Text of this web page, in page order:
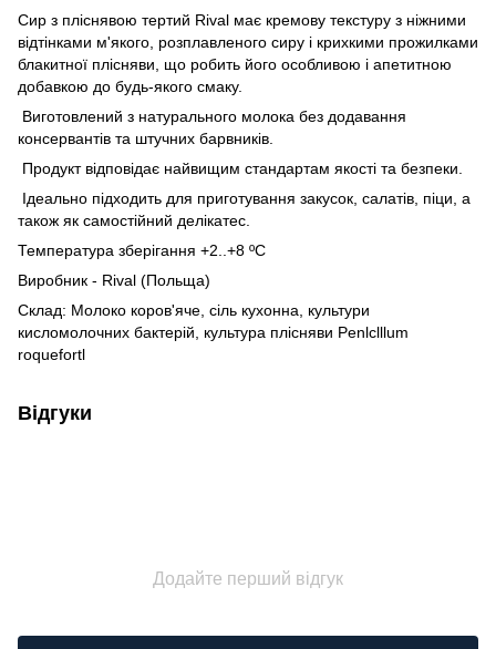
Сир з пліснявою тертий Rival має кремову текстуру з ніжними
відтінками м'якого, розплавленого сиру і крихкими прожилками
блакитної плісняви, що робить його особливою і апетитною
добавкою до будь-якого смаку.
Виготовлений з натурального молока без додавання
консервантів та штучних барвників.
Продукт відповідає найвищим стандартам якості та безпеки.
Ідеально підходить для приготування закусок, салатів, піци, а
також як самостійний делікатес.
Температура зберігання +2..+8 ºC
Виробник - Rival (Польща)
Склад: Молоко коров'яче, сіль кухонна, культури
кисломолочних бактерій, культура плісняви Penlclllum
roquefortl
Відгуки
Додайте перший відгук